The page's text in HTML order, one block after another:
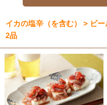
イカの塩辛（を含む） > ビ
2品